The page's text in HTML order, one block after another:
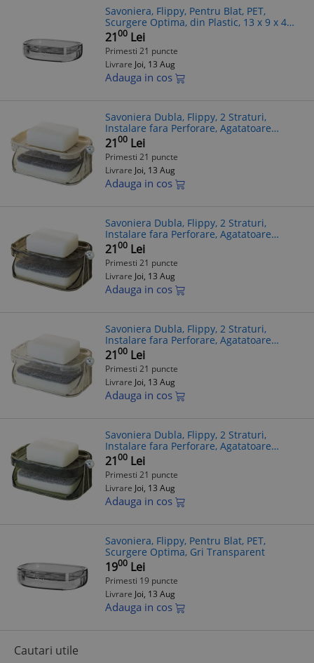
Savoniera, Flippy, Pentru Blat, PET,
Scurgere Optima, din Plastic, 13 x 9 x 4
cm, Gri
2100 Lei
Primesti 21 puncte
Livrare Joi, 13 Aug
Adauga in cos
Savoniera Dubla, Flippy, 2 Straturi,
Instalare fara Perforare, Agatatoare
Burete, 13.5 x 8.5 x 6 cm, Bej
2100 Lei
Primesti 21 puncte
Livrare Joi, 13 Aug
Adauga in cos
Savoniera Dubla, Flippy, 2 Straturi,
Instalare fara Perforare, Agatatoare
Burete, 13.5 x 8.5 x 6 cm, Gri
2100 Lei
Primesti 21 puncte
Livrare Joi, 13 Aug
Adauga in cos
Savoniera Dubla, Flippy, 2 Straturi,
Instalare fara Perforare, Agatatoare
Burete, 13.5 x 8.5 x 6 cm, Transparent
2100 Lei
Primesti 21 puncte
Livrare Joi, 13 Aug
Adauga in cos
Savoniera Dubla, Flippy, 2 Straturi,
Instalare fara Perforare, Agatatoare
Burete, 13.5 x 8.5 x 6 cm, Verde Inchis
2100 Lei
Primesti 21 puncte
Livrare Joi, 13 Aug
Adauga in cos
Savoniera, Flippy, Pentru Blat, PET,
Scurgere Optima, Gri Transparent
1900 Lei
Primesti 19 puncte
Livrare Joi, 13 Aug
Adauga in cos
Cautari utile